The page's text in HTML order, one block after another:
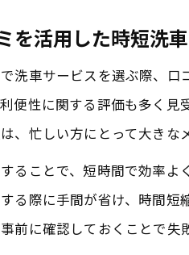
を活用した時短洗
洗車サービスを選ぶ際、
便性に関する評価も多く
、忙しい方にとって大きな
ることで、短時間で効率
る際に手間が省け、時間
前に確認しておくことで失